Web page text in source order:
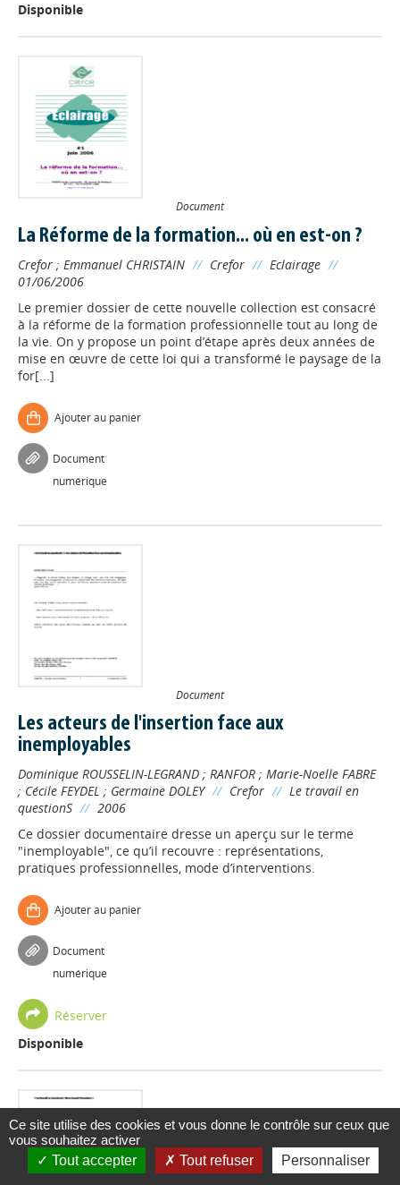
Disponible
Document
La Réforme de la formation... où en est-on ?
Crefor ; Emmanuel CHRISTAIN // Crefor // Eclairage //
01/06/2006
Le premier dossier de cette nouvelle collection est consacré
à la réforme de la formation professionnelle tout au long de
la vie. On y propose un point d’étape après deux années de
mise en œuvre de cette loi qui a transformé le paysage de la
for[...]
Ajouter au panier
Document
numérique
Document
Les acteurs de l'insertion face aux
inemployables
Dominique ROUSSELIN-LEGRAND ; RANFOR ; Marie-Noelle FABRE
; Cécile FEYDEL ; Germaine DOLEY // Crefor // Le travail en
questionS // 2006
Ce dossier documentaire dresse un aperçu sur le terme
"inemployable", ce qu’il recouvre : représentations,
pratiques professionnelles, mode d’interventions.
Ajouter au panier
Document
numérique
Réserver
Disponible
Ce site utilise des cookies et vous donne le contrôle sur ceux que
vous souhaitez activer
Tout accepter
Tout refuser Personnaliser